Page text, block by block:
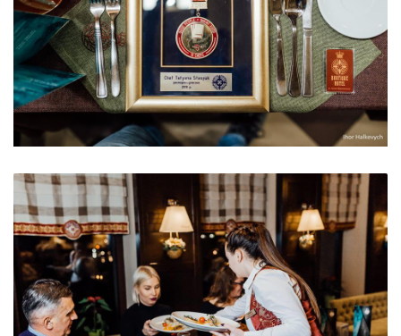
Учасник конкурсу ’13 Шефів’